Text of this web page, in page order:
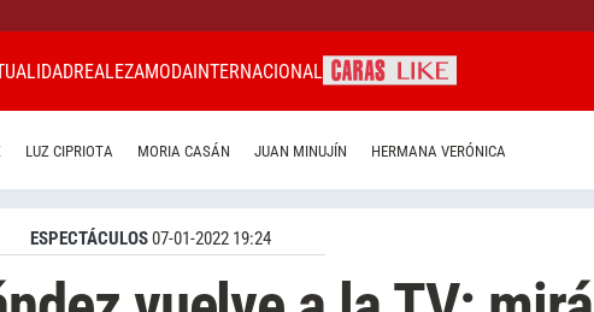
REALEZAMODAINTERNACIONAL
LUZ CIPRIOTA MORIA CASÁN JUAN MINUJÍN HERMANA VERÓNICA
ESPECTÁCULOS07-01-2022 19:24